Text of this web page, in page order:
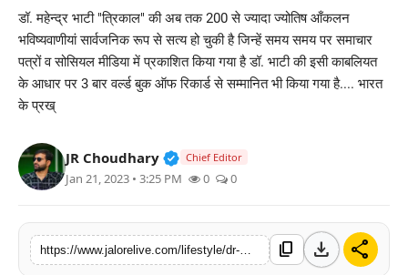
मनोरंजन
तकनीक
विशेष
बिज़नेस
डॉ. महेन्द्र भाटी "त्रिकाल" की अब तक 200 से ज्यादा ज्योतिष आँकलन
भविष्यवाणीयां सार्वजनिक रूप से सत्य हो चुकी है जिन्हें समय समय पर समाचार
पत्रों व सोसियल मीडिया में प्रकाशित किया गया है डॉ. भाटी की इसी काबलियत
के आधार पर 3 बार वर्ल्ड बुक ऑफ रिकार्ड से सम्मानित भी किया गया है.... भारत
के प्रख्
JR Choudhary Verified Public Figure • 30 Mar,
Chief Editor
Jan 21, 2023 • 3:25 PM 0 0
content_copy download share